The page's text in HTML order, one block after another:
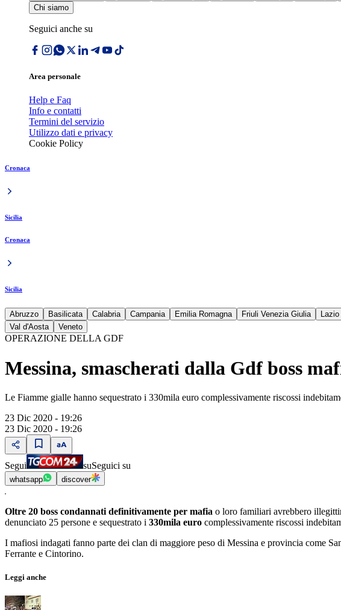
Chi siamo
Seguici anche su
Area personale
Help e Faq
Info e contatti
Termini del servizio
Utilizzo dati e privacy
Cookie Policy
Cronaca
Sicilia
Cronaca
Sicilia
Abruzzo Basilicata Calabria Campania Emilia Romagna Friuli Venezia Giulia Lazio
Val d'Aosta
Veneto
OPERAZIONE DELLA GDF
Messina, smascherati dalla Gdf boss
Le Fiamme gialle hanno sequestrato i 330mila euro complessivamente riscossi
23 Dic 2020 - 19:26
23 Dic 2020 - 19:26
Segui suSeguici su
whatsapp discover
Oltre 20 boss condannati definitivamente per mafia o loro familiari avrebbero
denunciato 25 persone e sequestrato i 330mila euro complessivamente riscossi
I mafiosi indagati fanno parte dei clan di maggiore peso di Messina e provincia come
Ferrante e Cintorino.
Leggi anche